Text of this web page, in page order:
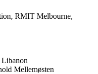
RMIT Melbourne,
Mellemøsten